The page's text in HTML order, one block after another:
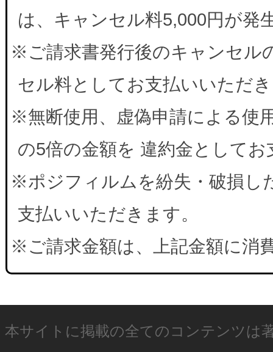
は、キャンセル料5,000円が発
※ご請求書発行後のキャンセル
セル料としてお支払いいただ
※無断使用、虚偽申請による使
の5倍の金額を 違約金として
※ポジフィルムを紛失・破損し
支払いいただきます。
※ご請求金額は、上記金額に消
本サイトに掲載の全てのコンテンツは